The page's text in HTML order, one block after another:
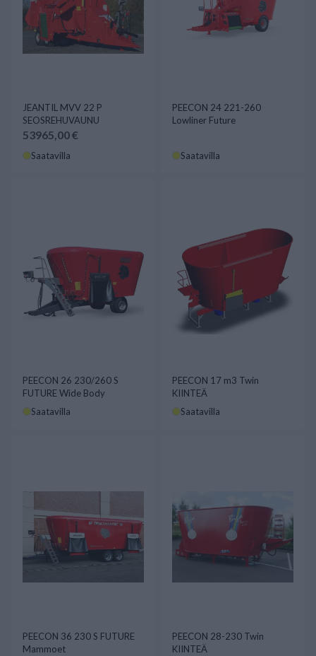
JEANTIL MVV 22 P
SEOSREHUVAUNU
53965,00 €
Saatavilla
PEECON 24 221-260
Lowliner Future
Saatavilla
PEECON 26 230/260 S
FUTURE Wide Body
Saatavilla
PEECON 17 m3 Twin
KIINTEÄ
Saatavilla
PEECON 36 230 S FUTURE
Mammoet
PEECON 28-230 Twin
KIINTEÄ